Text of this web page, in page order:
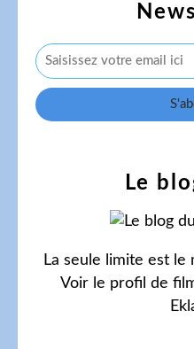
Le
La seule limite est le
Voir le profil de